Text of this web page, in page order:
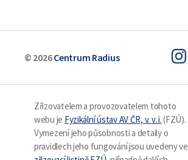
© 2026Centrum Radius
Zřizovatelem a provozovatelem tohoto
webu je Fyzikální ústav AV ČR, v. v. i.(FZÚ).
Vymezení jeho působnosti a detaily o
pravidlech jeho fungování jsou uvedeny ve